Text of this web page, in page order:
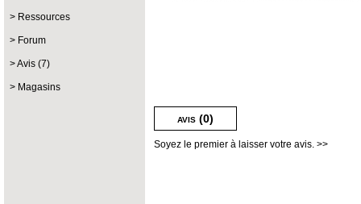
Ressources
Forum
Avis (7)
Magasins
avis (0)
Soyez le premier à laisser votre avis. >>